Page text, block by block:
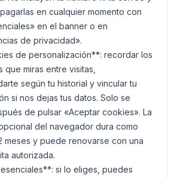
en cualquier momento con
en el banner o en
de privacidad».
de personalización**: recordar los
que miras entre visitas,
según tu historial y vincular tu
si nos dejas tus datos. Solo se
de pulsar «Aceptar cookies». La
del navegador dura como
meses y puede renovarse con una
autorizada.
si lo eliges, puedes